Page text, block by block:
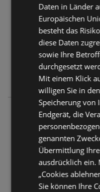
Lucky Car
Handelsring 5
4481 Asten
ANGEBOTE: 0
FLUGBLÄTTER: 0
ENTFERNUNG: 368,58
Lucky Car
Völkermarkter Straße
9020 Klagenfurt
0
FLUGBLÄTTER:
ENTFERNUNG:
371,54 km
Daten in Länder
Europäischen
besteht das
diese Daten
sowie Ihre
durchgesetzt
Mit einem Klick
willigen Sie in
Speicherung
Endgerät, die
genannten
Übermittlung
ausdrücklich ein.
„Cookies
Sie können Ihre